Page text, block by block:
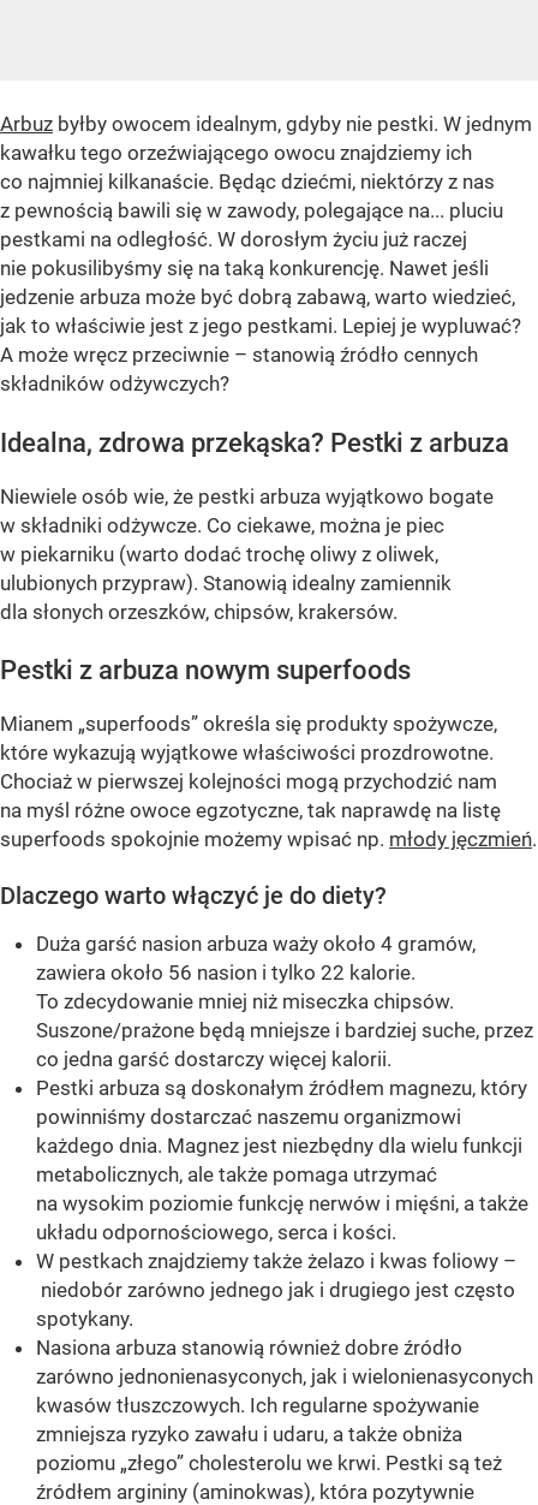
Arbuz byłby owocem idealnym, gdyby nie pestki. W jednym
kawałku tego orzeźwiającego owocu znajdziemy ich
co najmniej kilkanaście. Będąc dziećmi, niektórzy z nas
z pewnością bawili się w zawody, polegające na... pluciu
pestkami na odległość. W dorosłym życiu już raczej
nie pokusilibyśmy się na taką konkurencję. Nawet jeśli
jedzenie arbuza może być dobrą zabawą, warto wiedzieć,
jak to właściwie jest z jego pestkami. Lepiej je wypluwać?
A może wręcz przeciwnie – stanowią źródło cennych
składników odżywczych?
Idealna, zdrowa przekąska? Pestki z arbuza
Niewiele osób wie, że pestki arbuza wyjątkowo bogate
w składniki odżywcze. Co ciekawe, można je piec
w piekarniku (warto dodać trochę oliwy z oliwek,
ulubionych przypraw). Stanowią idealny zamiennik
dla słonych orzeszków, chipsów, krakersów.
Pestki z arbuza nowym superfoods
Mianem „superfoods” określa się produkty spożywcze,
które wykazują wyjątkowe właściwości prozdrowotne.
Chociaż w pierwszej kolejności mogą przychodzić nam
na myśl różne owoce egzotyczne, tak naprawdę na listę
superfoods spokojnie możemy wpisać np. młody jęczmień.
Dlaczego warto włączyć je do diety?
Duża garść nasion arbuza waży około 4 gramów,
zawiera około 56 nasion i tylko 22 kalorie.
To zdecydowanie mniej niż miseczka chipsów.
Suszone/prażone będą mniejsze i bardziej suche, przez
co jedna garść dostarczy więcej kalorii.
Pestki arbuza są doskonałym źródłem magnezu, który
powinniśmy dostarczać naszemu organizmowi
każdego dnia. Magnez jest niezbędny dla wielu funkcji
metabolicznych, ale także pomaga utrzymać
na wysokim poziomie funkcję nerwów i mięśni, a także
układu odpornościowego, serca i kości.
W pestkach znajdziemy także żelazo i kwas foliowy –
niedobór zarówno jednego jak i drugiego jest często
spotykany.
Nasiona arbuza stanowią również dobre źródło
zarówno jednonienasyconych, jak i wielonienasyconych
kwasów tłuszczowych. Ich regularne spożywanie
zmniejsza ryzyko zawału i udaru, a także obniża
poziomu „złego” cholesterolu we krwi. Pestki są też
źródłem argininy (aminokwas), która pozytywnie